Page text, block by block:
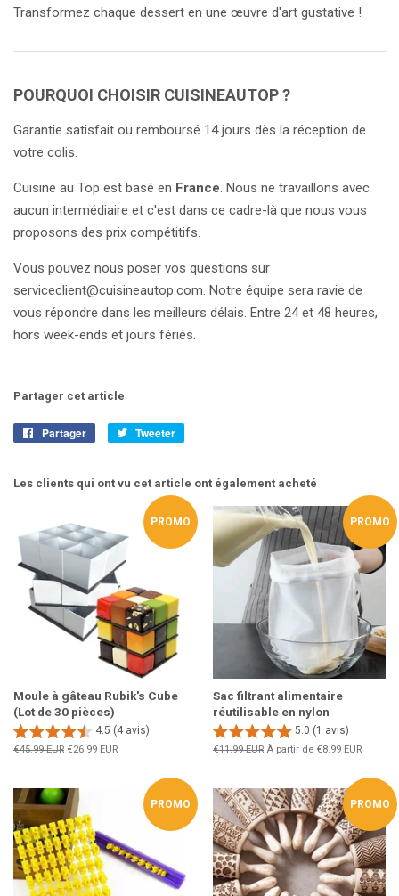
Transformez chaque dessert en une œuvre d'art gustative !
POURQUOI CHOISIR CUISINEAUTOP ?
Garantie satisfait ou remboursé 14 jours dès la réception de
votre colis.
Cuisine au Top est basé en France. Nous ne travaillons avec
aucun intermédiaire et c'est dans ce cadre-là que nous vous
proposons des prix compétitifs.
Vous pouvez nous poser vos questions sur
serviceclient@cuisineautop.com. Notre équipe sera ravie de
vous répondre dans les meilleurs délais. Entre 24 et 48 heures,
hors week-ends et jours fériés.
Partager cet article
Partager
PartagerTweeter
Les clients qui ont vu cet article ont également acheté
PROMO
Moule à gâteau Rubik's Cube
(Lot de 30 pièces)
4.5 (4 avis)
Prix
€45.99 EUR Prix
€26.99 EUR
PROMO
Sac filtrant alimentaire
réutilisable en nylon
5.0 (1 avis)
Prix
€11.99 EUR À partir de €8.99 EUR
PROMO PROMO